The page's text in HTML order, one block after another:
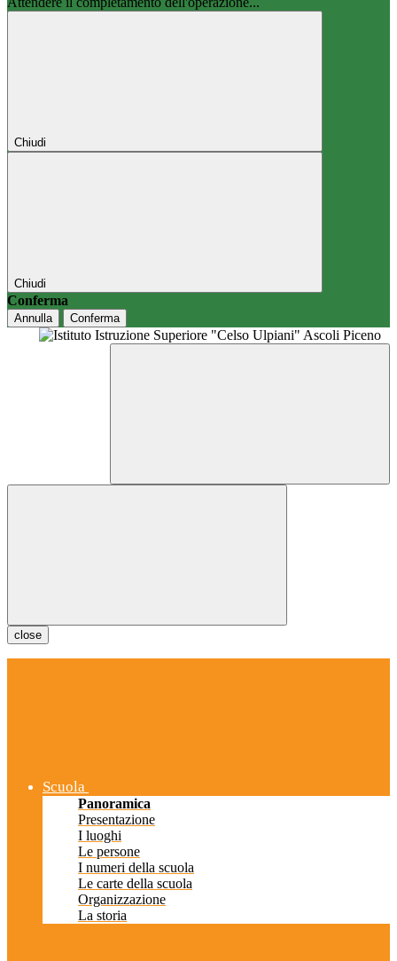
Chiudi
Chiudi
Conferma
Annulla Conferma
close
Scuola
Panoramica
Presentazione
I luoghi
Le persone
I numeri della scuola
Le carte della scuola
Organizzazione
La storia